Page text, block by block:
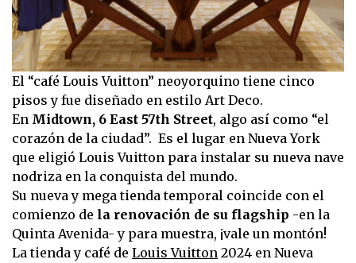
El “café Louis Vuitton” neoyorquino tiene cinco
pisos y fue diseñado en estilo Art Deco.
En Midtown, 6 East 57th Street, algo así como “el
corazón de la ciudad”. Es el lugar en Nueva York
que eligió Louis Vuitton para instalar su nueva nave
nodriza en la conquista del mundo.
Su nueva y mega tienda temporal coincide con el
comienzo de la renovación de su flagship -en la
Quinta Avenida- y para muestra, ¡vale un montón!
La tienda y café de Louis Vuitton 2024 en Nueva